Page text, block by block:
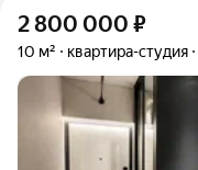
2 800 000 ₽
10 м² квартира-студия